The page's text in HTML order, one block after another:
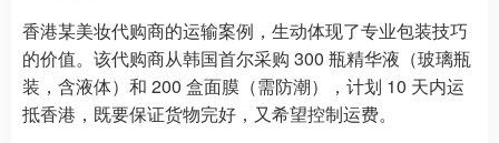
香港某美妆代购商的运输案例，生动体现了专业包装技巧
的价值。该代购商从韩国首尔采购 300 瓶精华液（玻璃瓶
装，含液体）和 200 盒面膜（需防潮），计划 10 天内运
抵香港，既要保证货物完好，又希望控制运费。